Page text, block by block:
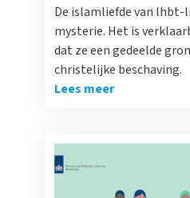
De islamliefde van
mysterie. Het is
dat ze een gedeelde
christelijke beschaving.
Lees meer